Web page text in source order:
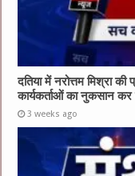
दतिया में नरोत्तम मिश्रा
कार्यकर्ताओं का नुकसान कर
3 weeks ago